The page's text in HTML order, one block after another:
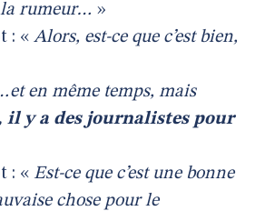
la rumeur… »
: « Alors, est-ce que c’est bien,
en même temps, mais
il y a des journalistes pour
: « Est-ce que c’est une bonne
chose pour le